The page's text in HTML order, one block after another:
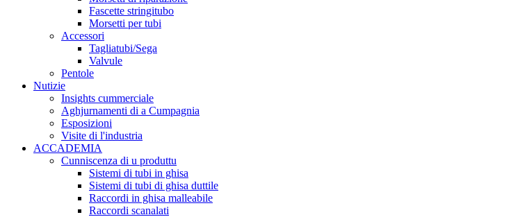
Fascette stringitubo
Morsetti per tubi
Accessori
Tagliatubi/Sega
Valvule
Pentole
Nutizie
Insights cummerciale
Aghjurnamenti di a Cumpagnia
Esposizioni
Visite di l'industria
ACCADEMIA
Cunniscenza di u produttu
Sistemi di tubi in ghisa
Sistemi di tubi di ghisa duttile
Raccordi in ghisa malleabile
Raccordi scanalati